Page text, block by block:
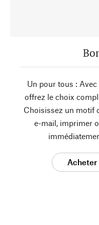
Un pour tous :
offrez le choix
Choisissez un motif
e-mail, imprimer
Acheter